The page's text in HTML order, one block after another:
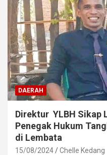
DAERAH
Direktur YLBH Sikap
Penegak Hukum
di Lembata
15/08/2024 Chelle Kedang